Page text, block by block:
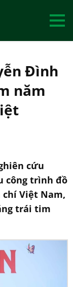
Đình
năm
cứu
công trình đồ
chí Việt Nam,
trái tim